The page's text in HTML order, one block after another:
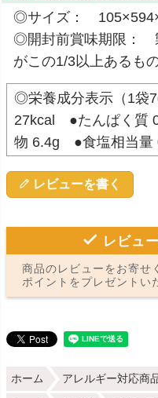
◎サイズ：
◎開封前賞味期限：
がこの1/3以上あるも
◎栄養成分表示（1袋
27kcal ●たんぱく質
物 6.4g ●食塩相当量
レビューを書く
レビュ
商品のレビューをお寄せ
ポイントをプレゼントい
ホーム アレルギー対応商